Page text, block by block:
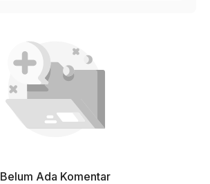
Belum Ada Komentar